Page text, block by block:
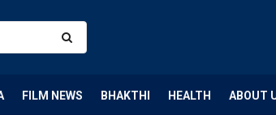
FILM NEWS BHAKTHI HEALTH ABOUT